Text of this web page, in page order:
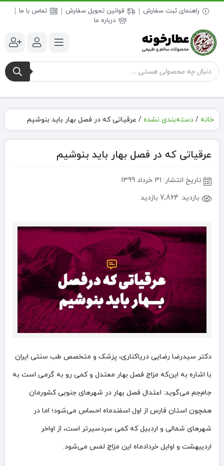
راهنمای ثبت سفارش قوانین تحویل سفارش
تماس با ما
درباره ما
جستجوی
محصولات
خانه / دسته‌بندی نشده / عرقیاتی که در فصل بهار باید بنوشیم
عرقیاتی که در فصل بهار باید بنوشیم
تاریخ انتشار: 31 خرداد 1399
بازدید: 7,864 بازدید
دکتر سیدرضا رضایی‌ دریاکناری، پزشک و متخصص طب سنتی ایران
با اشاره به این‌که مزاج فصل بهار معتدل و کمی رو به گرمی است به
جام‌جم می‌گوید: اعتدال فصل بهار در شهرهای جنوبی کشورمان
همچون استان فارس از اول اسفندماه احساس می‌شود؛ اما در
شهرهای شمالی و اردبیل که کمی سردسیرتر است، از اواخر
اردیبهشت و اوایل خردادماه این مزاج لمس می‌شود.